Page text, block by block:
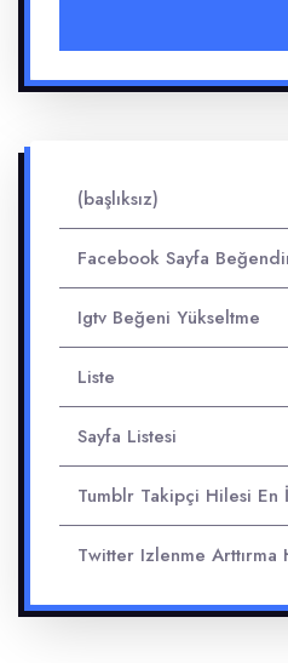
(başlıksız)
Facebook Sayfa
Igtv Beğeni Yükseltme
Liste
Sayfa Listesi
Tumblr Takipçi Hilesi En
Twitter Izlenme Arttırma